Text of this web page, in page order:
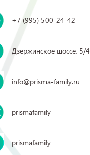
+7 (995) 500-24-42
Дзержинское шоссе, 5/4
info@prisma-family.ru
prismafamily
prismafamily